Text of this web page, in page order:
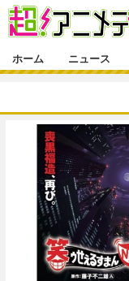
ニュース一覧
ゲーム・アプ
映画
グッズ
声優
特集一覧
インタビュー
ラキりす
連載マンガ
連載マンガ一
番組・動画
番組・動画一
動画
連載・ブログ
連載・ブログ一
ホーム ニュース